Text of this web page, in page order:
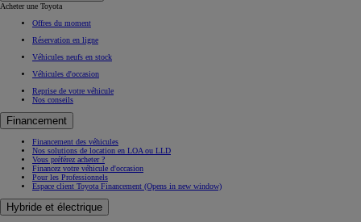
Acheter une Toyota
Offres du moment
Réservation en ligne
Véhicules neufs en stock
Véhicules d'occasion
Reprise de votre véhicule
Nos conseils
Financement
Financement des véhicules
Nos solutions de location en LOA ou LLD
Vous préférez acheter ?
Financez votre véhicule d'occasion
Pour les Professionnels
Espace client Toyota Financement (Opens in new window)
Hybride et électrique